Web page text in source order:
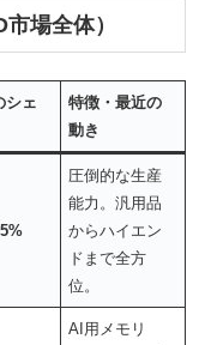
場全体）
シェ
特徴・最近の
動き
圧倒的な生産
能力。汎用品
からハイエン
ドまで全方
位。
AI用メモリ